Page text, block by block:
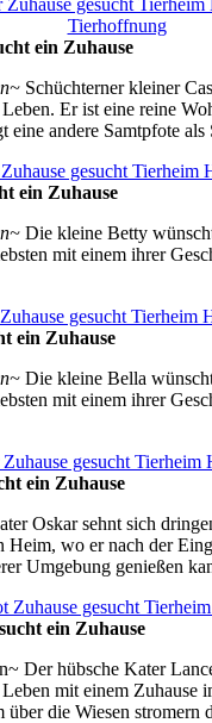
ein Zuhause
Schüchterner kleiner
Er ist eine reine
eine andere Samtpfote als
ein Zuhause
Die kleine Betty
mit einem ihrer
ein Zuhause
Die kleine Bella
mit einem ihrer
ein Zuhause
Oskar sehnt sich
Heim, wo er nach der
Umgebung genießen
ein Zuhause
Der hübsche Kater
mit einem Zuhause
über die Wiesen stromern